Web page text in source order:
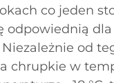
co jeden
odpowiednią
od
chrupkie w